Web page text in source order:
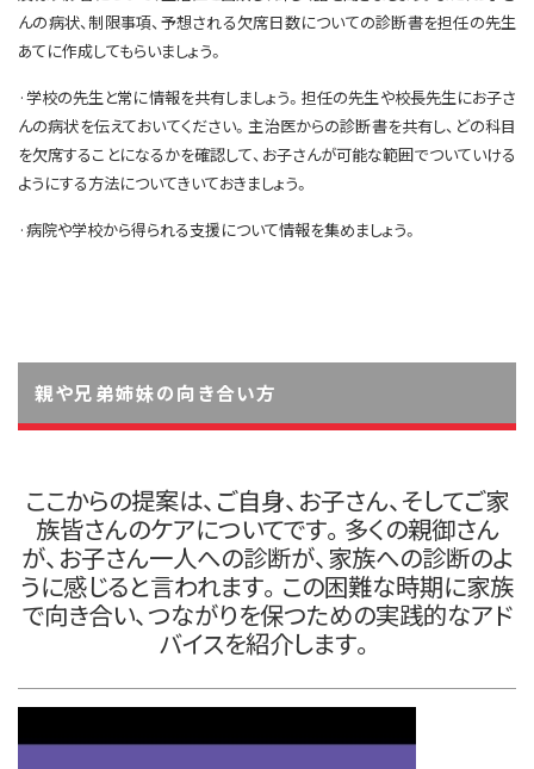
んの病状、制限事項、予想される欠席日数についての診断書を担任の先生
あてに作成してもらいましょう。
·学校の先生と常に情報を共有しましょう。担任の先生や校長先生にお子さ
んの病状を伝えておいてください。主治医からの診断書を共有し、どの科目
を欠席することになるかを確認して、お子さんが可能な範囲でついていける
ようにする方法についてきいておきましょう。
·病院や学校から得られる支援について情報を集めましょう。
親や兄弟姉妹の向き合い方
ここからの提案は、ご自身、お子さん、そしてご家
族皆さんのケアについてです。多くの親御さん
が、お子さん一人への診断が、家族への診断のよ
うに感じると言われます。この困難な時期に家族
で向き合い、つながりを保つための実践的なアド
バイスを紹介します。